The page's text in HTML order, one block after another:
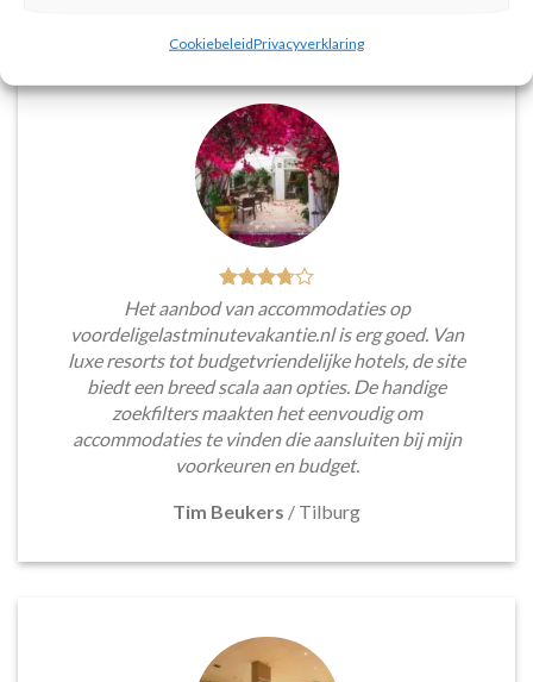
CookiebeleidPrivacyverklaring
Het aanbod van accommodaties op
voordeligelastminutevakantie.nl is erg goed. Van
luxe resorts tot budgetvriendelijke hotels, de site
biedt een breed scala aan opties. De handige
zoekfilters maakten het eenvoudig om
accommodaties te vinden die aansluiten bij mijn
voorkeuren en budget.
Tim Beukers / Tilburg